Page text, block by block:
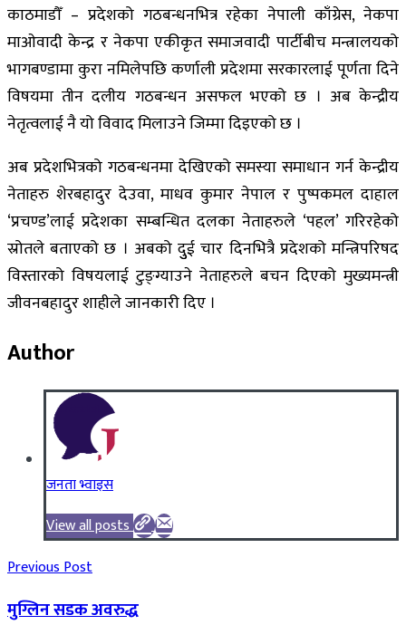
काठमाडौँ – प्रदेशको गठबन्धनभित्र रहेका नेपाली काँग्रेस, नेकपा
माओवादी केन्द्र र नेकपा एकीकृत समाजवादी पार्टीबीच मन्त्रालयको
भागबण्डामा कुरा नमिलेपछि कर्णाली प्रदेशमा सरकारलाई पूर्णता दिने
विषयमा तीन दलीय गठबन्धन असफल भएको छ । अब केन्द्रीय
नेतृत्वलाई नै यो विवाद मिलाउने जिम्मा दिइएको छ ।
अब प्रदेशभित्रको गठबन्धनमा देखिएको समस्या समाधान गर्न केन्द्रीय
नेताहरु शेरबहादुर देउवा, माधव कुमार नेपाल र पुष्पकमल दाहाल
‘प्रचण्ड’लाई प्रदेशका सम्बन्धित दलका नेताहरुले ‘पहल’ गरिरहेको
स्रोतले बताएको छ । अबको दुुई चार दिनभित्रै प्रदेशको मन्त्रिपरिषद
विस्तारको विषयलाई टुङ्ग्याउने नेताहरुले बचन दिएको मुख्यमन्त्री
जीवनबहादुर शाहीले जानकारी दिए ।
Author
जनता भ्वाइस
View all posts
Previous Post
मुग्लिन सडक अवरुद्ध